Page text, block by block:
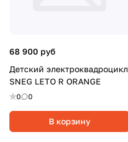
68 900 руб
Детский электроквадроцикл
SNEG LETO R ORANGE
0 0
В корзину